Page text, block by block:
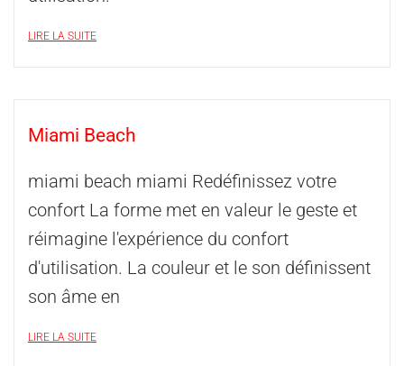
LIRE LA SUITE
Miami Beach
miami beach miami Redéfinissez votre
confort La forme met en valeur le geste et
réimagine l'expérience du confort
d'utilisation. La couleur et le son définissent
son âme en
LIRE LA SUITE